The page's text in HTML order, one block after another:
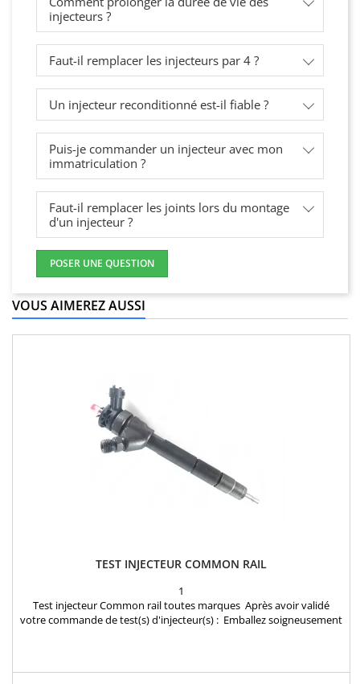
injecteurs ?
Faut-il remplacer les injecteurs par 4 ?
Un injecteur reconditionné est-il fiable ?
Puis-je commander un injecteur avec mon
immatriculation ?
Faut-il remplacer les joints lors du montage
d'un injecteur ?
POSER UNE QUESTION
VOUS AIMEREZ AUSSI
TEST INJECTEUR COMMON RAIL
1
Test injecteur Common rail toutes marques Après avoir validé
votre commande de test(s) d'injecteur(s) : Emballez soigneusement
Dés réception de votre colis, Vos...